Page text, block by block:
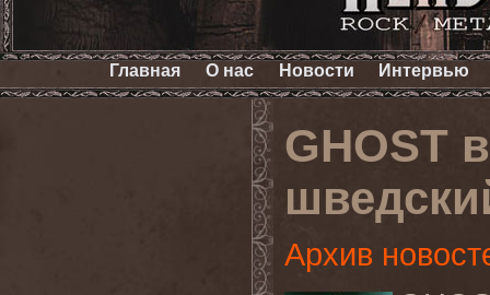
Главная О нас Новости Интервью
GHOST
Архив